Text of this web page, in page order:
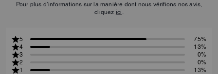
Pour plus d’informations sur la manière dont nous vérifions nos avis,
cliquez ici
5
75%
4
13%
3
0%
2
0%
1
13%